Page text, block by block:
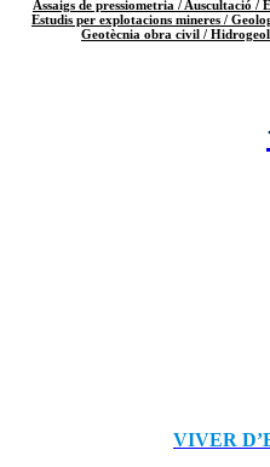
Assaigs de pressiometria / Auscultació /
Estudis per explotacions mineres /
Geotècnia obra civil /
VIVER